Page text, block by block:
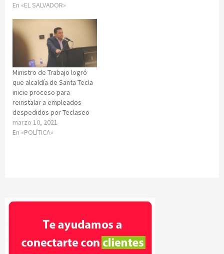
En «EL SALVADOR»
Ministro de Trabajo logró
que alcaldía de Santa Tecla
inicie proceso para
reinstalar a empleados
despedidos por Teclaseo
marzo 10, 2021
En «POLÍTICA»